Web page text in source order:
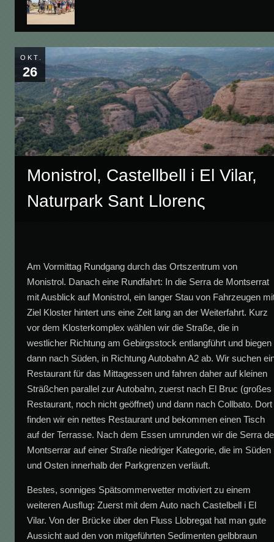
OKT.
26
Monistrol, Castellbell i El Vilar,
Naturpark Sant Llorenς
Am Vormittag Rundgang durch das Ortszentrum von
Monistrol. Danach eine Rundfahrt: In die Serra de Montserrat
mit Ausblick auf Monistrol, ein langer Stau von Fahrzeugen
Ziel Kloster hintert uns eine Zeit lang an der Weiterfahrt. Kurz
vor dem Klosterkomplex wählen wir die Straße, die in
westlicher Richtung am Gebirgsstock entlangführt und biegen
dann nach Süden, in Richtung Autobahn A2 ab. Wir suchen
Restaurant für das Mittagessen und fahren daher auf kleinen
Sträßchen parallel zur Autobahn, zuerst nach El Bruc (großes
Restaurant, noch nicht geöffnet) und dann nach Collbato. Dort
finden wir ein nettes Restaurant und bekommen einen Tisch
auf der Terrasse. Nach dem Essen umrunden wir die Serra de
Montserrar auf einer Straße niedriger Kategorie, die im Süden
und Osten innerhalb der Parkgrenzen verläuft.
Bestes, sonniges Spätsommerwetter motiviert zu einem
weiteren Ausflug: Zuerst mit dem Auto nach Castelbell i El
Vilar. Von der Brücke über den Fluss Llobregat hat man gute
Aussicht aud den von mitgeführten Sedimenten gelbbraun